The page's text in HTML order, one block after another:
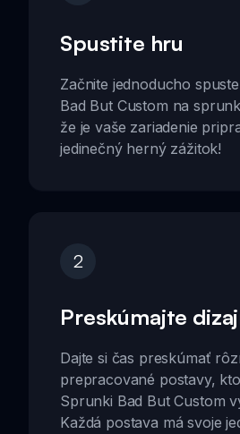
Spustite hru
Začnite jednoducho
Bad But Custom na
že je vaše zariadenie
jedinečný herný zážitok!
2
Preskúmajte
Dajte si čas preskúmať
prepracované postavy,
Sprunki Bad But Custom
Každá postava má svoje